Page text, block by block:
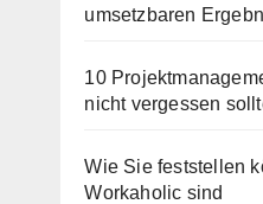
umsetzbaren
10
nicht vergessen
Wie Sie feststellen
Workaholic sind